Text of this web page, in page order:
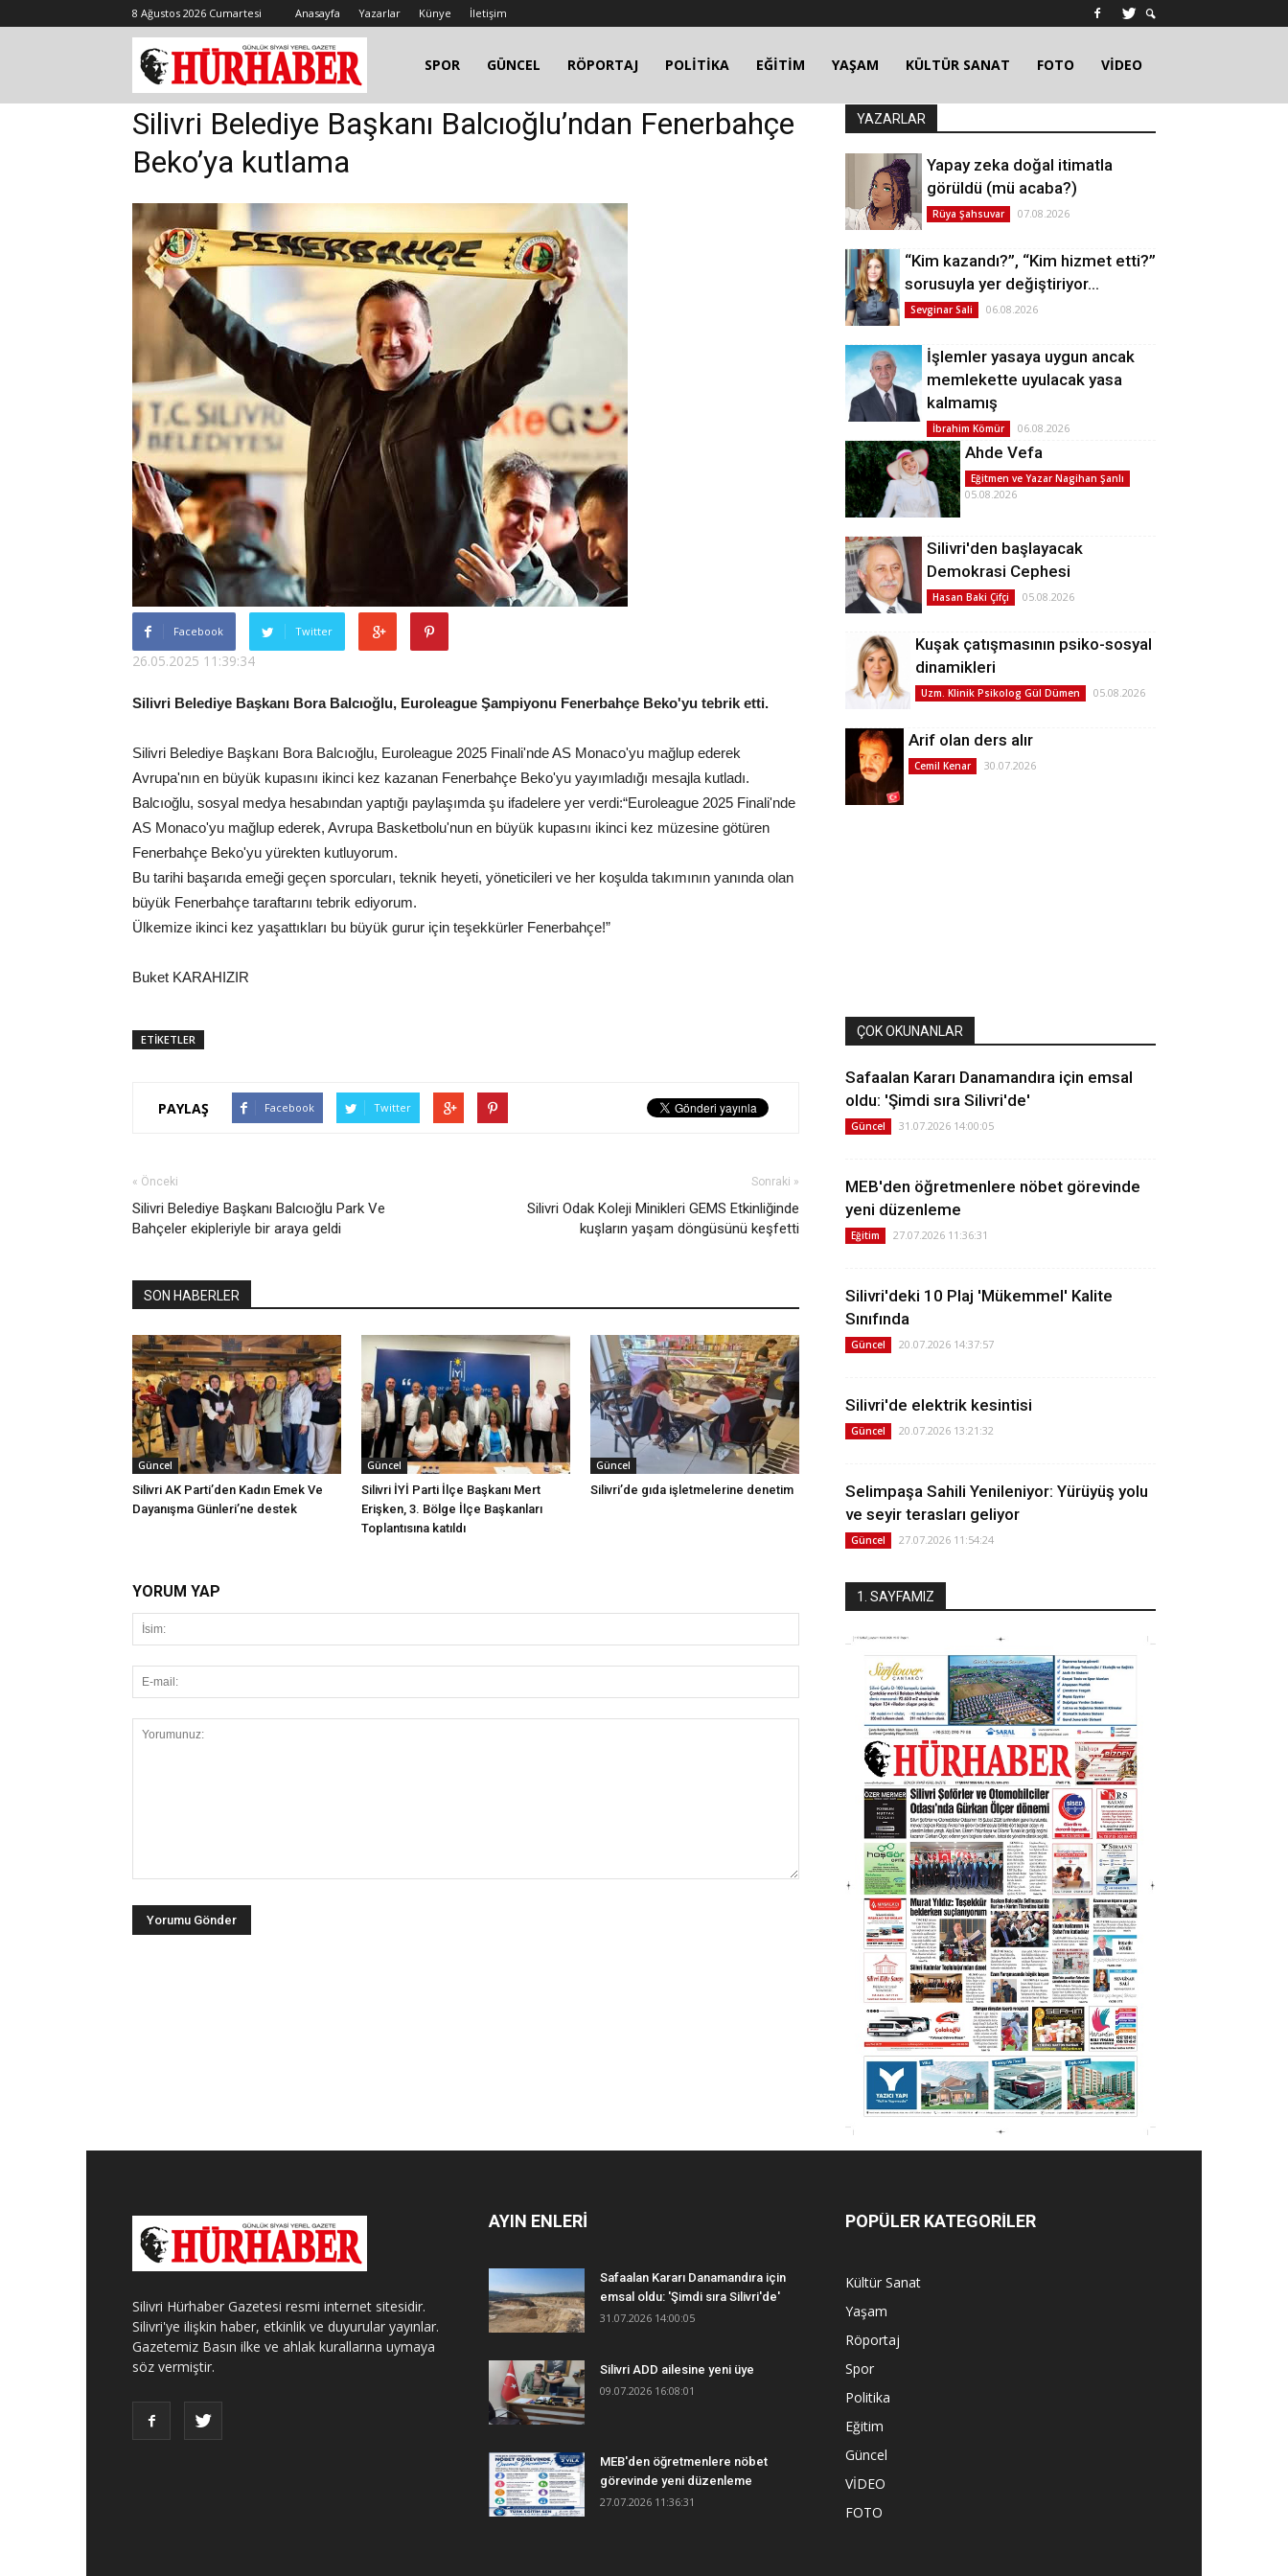
8 Ağustos 2026 Cumartesi Anasayfa Yazarlar Künye İletişim
SPOR GÜNCEL RÖPORTAJ POLİTİKA EĞİTİM YAŞAM KÜLTÜR SANAT FOTO VİDEO
Silivri Belediye Başkanı Balcıoğlu’ndan Fenerbahçe
Beko’ya kutlama
Facebook Twitter
26.05.2025 11:39:34
Silivri Belediye Başkanı Bora Balcıoğlu, Euroleague Şampiyonu Fenerbahçe Beko'yu tebrik etti.
Silivri Belediye Başkanı Bora Balcıoğlu, Euroleague 2025 Finali'nde AS Monaco'yu mağlup ederek
Avrupa'nın en büyük kupasını ikinci kez kazanan Fenerbahçe Beko'yu yayımladığı mesajla kutladı.
Balcıoğlu, sosyal medya hesabından yaptığı paylaşımda şu ifadelere yer verdi:“Euroleague 2025 Finali'nde
AS Monaco'yu mağlup ederek, Avrupa Basketbolu'nun en büyük kupasını ikinci kez müzesine götüren
Fenerbahçe Beko'yu yürekten kutluyorum.
Bu tarihi başarıda emeği geçen sporcuları, teknik heyeti, yöneticileri ve her koşulda takımının yanında olan
büyük Fenerbahçe taraftarını tebrik ediyorum.
Ülkemize ikinci kez yaşattıkları bu büyük gurur için teşekkürler Fenerbahçe!”
Buket KARAHIZIR
ETİKETLER
PAYLAŞ Facebook Twitter
« Önceki
Silivri Belediye Başkanı Balcıoğlu Park Ve
Bahçeler ekipleriyle bir araya geldi
Sonraki »
Silivri Odak Koleji Minikleri GEMS Etkinliğinde
kuşların yaşam döngüsünü keşfetti
SON HABERLER
Güncel
Silivri AK Parti’den Kadın Emek Ve
Dayanışma Günleri’ne destek
Güncel
Silivri İYİ Parti İlçe Başkanı Mert
Erişken, 3. Bölge İlçe Başkanları
Toplantısına katıldı
Güncel
Silivri’de gıda işletmelerine denetim
YORUM YAP
YAZARLAR
Yapay zeka doğal itimatla
görüldü (mü acaba?)
Rüya Şahsuvar 07.08.2026
“Kim kazandı?”, “Kim hizmet etti?”
sorusuyla yer değiştiriyor…
Sevginar Sali 06.08.2026
İşlemler yasaya uygun ancak
memlekette uyulacak yasa
kalmamış
İbrahim Kömür 06.08.2026
Ahde Vefa
Eğitmen ve Yazar Nagihan Şanlı
05.08.2026
Silivri'den başlayacak
Demokrasi Cephesi
Hasan Baki Çifçi 05.08.2026
Kuşak çatışmasının psiko-sosyal
dinamikleri
Uzm. Klinik Psikolog Gül Dümen 05.08.2026
Arif olan ders alır
Cemil Kenar 30.07.2026
ÇOK OKUNANLAR
Safaalan Kararı Danamandıra için emsal
oldu: 'Şimdi sıra Silivri'de'
Güncel 31.07.2026 14:00:05
MEB'den öğretmenlere nöbet görevinde
yeni düzenleme
Eğitim 27.07.2026 11:36:31
Silivri'deki 10 Plaj 'Mükemmel' Kalite
Sınıfında
Güncel 20.07.2026 14:37:57
Silivri'de elektrik kesintisi
Güncel 20.07.2026 13:21:32
Selimpaşa Sahili Yenileniyor: Yürüyüş yolu
ve seyir terasları geliyor
Güncel 27.07.2026 11:54:24
1. SAYFAMIZ
Silivri Hürhaber Gazetesi resmi internet sitesidir.
Silivri'ye ilişkin haber, etkinlik ve duyurular yayınlar.
Gazetemiz Basın ilke ve ahlak kurallarına uymaya
söz vermiştir.
AYIN ENLERİ
Safaalan Kararı Danamandıra için
emsal oldu: 'Şimdi sıra Silivri'de'
31.07.2026 14:00:05
Silivri ADD ailesine yeni üye
09.07.2026 16:08:01
MEB'den öğretmenlere nöbet
görevinde yeni düzenleme
27.07.2026 11:36:31
POPÜLER KATEGORİLER
Kültür Sanat
Yaşam
Röportaj
Spor
Politika
Eğitim
Güncel
VİDEO
FOTO